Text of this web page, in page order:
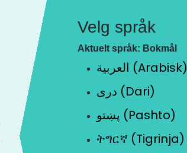
Velg språk
Aktuelt språk: Bokmål
العربية (Arabisk)
دری (Dari)
پښتو (Pashto)
ትግርኛ (Tigrinja)